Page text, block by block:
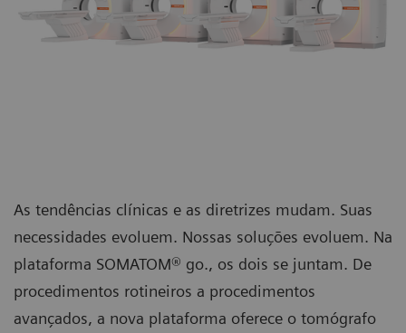
As tendências clínicas e as diretrizes mudam. Suas
necessidades evoluem. Nossas soluções evoluem. Na
plataforma SOMATOM® go., os dois se juntam. De
procedimentos rotineiros a procedimentos
avançados, a nova plataforma oferece o tomógrafo